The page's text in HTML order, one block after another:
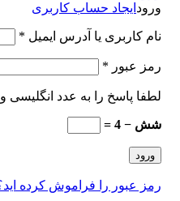
ورود ایجاد حساب کاربری
نام کاربری یا آدرس ایمیل *
رمز عبور *
لطفا پاسخ را به عدد انگلیسی
شش − 4 =
ورود
رمز عبور را فراموش کرده